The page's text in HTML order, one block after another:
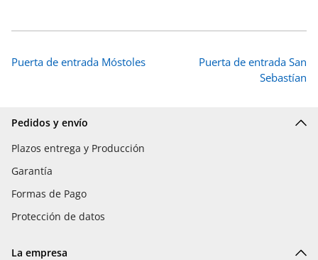
Puerta de entrada Móstoles
Puerta de entrada San
Sebastían
Pedidos y envío
Plazos entrega y Producción
Garantía
Formas de Pago
Protección de datos
La empresa